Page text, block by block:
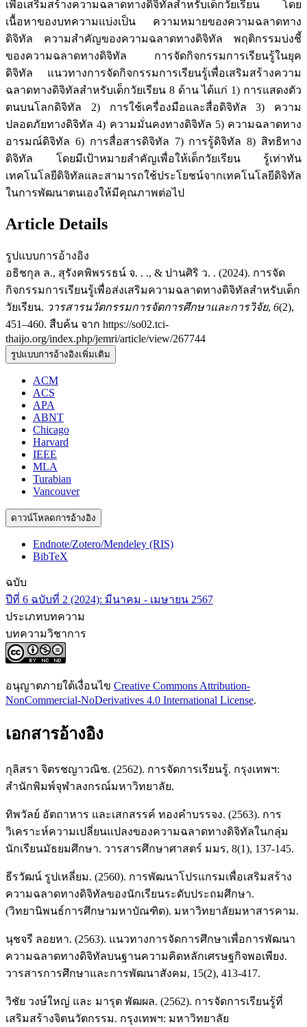
เพื่อเสริมสร้างความฉลาดทางดิจิทัลสำหรับเด็กวัยเรียน โดย
เนื้อหาของบทความแบ่งเป็น ความหมายของความฉลาดทาง
ดิจิทัล ความสำคัญของความฉลาดทางดิจิทัล พฤติกรรมบ่งชี้
ของความฉลาดทางดิจิทัล การจัดกิจกรรมการเรียนรู้ในยุค
ดิจิทัล แนวทางการจัดกิจกรรมการเรียนรู้เพื่อเสริมสร้างความ
ฉลาดทางดิจิทัลสำหรับเด็กวัยเรียน 8 ด้าน ได้แก่ 1) การแสดงตัว
ตนบนโลกดิจิทัล 2) การใช้เครื่องมือและสื่อดิจิทัล 3) ความ
ปลอดภัยทางดิจิทัล 4) ความมั่นคงทางดิจิทัล 5) ความฉลาดทาง
อารมณ์ดิจิทัล 6) การสื่อสารดิจิทัล 7) การรู้ดิจิทัล 8) สิทธิทาง
ดิจิทัล โดยมีเป้าหมายสำคัญเพื่อให้เด็กวัยเรียน รู้เท่าทัน
เทคโนโลยีดิจิทัลและสามารถใช้ประโยชน์จากเทคโนโลยีดิจิทัล
ในการพัฒนาตนเองให้มีคุณภาพต่อไป
Article Details
รูปแบบการอ้างอิง
อธิชกุล ล., สุรังคพิพรรธน์ จ. . ., & ปานศิริ ว. . (2024). การจัด
กิจกรรมการเรียนรู้เพื่อส่งเสริมความฉลาดทางดิจิทัลสำหรับเด็ก
วัยเรียน. วารสารนวัตกรรมการจัดการศึกษาและการวิจัย, 6(2),
451–460. สืบค้น จาก https://so02.tci-
thaijo.org/index.php/jemri/article/view/267744
รูปแบบการอ้างอิงเพิ่มเติม
ACM
ACS
APA
ABNT
Chicago
Harvard
IEEE
MLA
Turabian
Vancouver
ดาวน์โหลดการอ้างอิง
Endnote/Zotero/Mendeley (RIS)
BibTeX
ฉบับ
ปีที่ 6 ฉบับที่ 2 (2024): มีนาคม - เมษายน 2567
ประเภทบทความ
บทความวิชาการ
อนุญาตภายใต้เงื่อนไข Creative Commons Attribution-
NonCommercial-NoDerivatives 4.0 International License.
เอกสารอ้างอิง
กุลิสรา จิตรชญาวณิช. (2562). การจัดการเรียนรู้. กรุงเทพฯ:
สำนักพิมพ์จุฬาลงกรณ์มหาวิทยาลัย.
ทิพวัลย์ อัตถาหาร และเสกสรรค์ ทองคำบรรจง. (2563). การ
วิเคราะห์ความเปลี่ยนแปลงของความฉลาดทางดิจิทัลในกลุ่ม
นักเรียนมัธยมศึกษา. วารสารศึกษาศาสตร์ มมร, 8(1), 137-145.
ธีรวัฒน์ รูปเหลี่ยม. (2560). การพัฒนาโปรแกรมเพื่อเสริมสร้าง
ความฉลาดทางดิจิทัลของนักเรียนระดับประถมศึกษา.
(วิทยานิพนธ์การศึกษามหาบัณฑิต). มหาวิทยาลัยมหาสารคาม.
นุชจรี ลอยหา. (2563). แนวทางการจัดการศึกษาเพื่อการพัฒนา
ความฉลาดทางดิจิทัลบนฐานความคิดหลักเศรษฐกิจพอเพียง.
วารสารการศึกษาและการพัฒนาสังคม, 15(2), 413-417.
วิชัย วงษ์ใหญ่ และ มารุต พัฒผล. (2562). การจัดการเรียนรู้ที่
เสริมสร้างจิตนวัตกรรม. กรุงเทพฯ: มหาวิทยาลัย